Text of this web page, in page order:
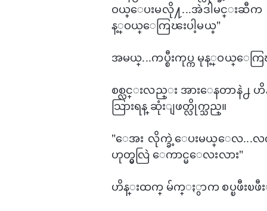
ဝယ္ေပးမလို႔...အဲဒါမင္းဆီ
န့္​ဝယ္ေကြၽးပါ့မယ္"
အမယ္...ကပ္စီးကုပ္က မုန့္ဝယ္​ေကြ
စစ္လင္းလည္း အား​ေနတာနဲ႕ ဟိ
သြားရန္ ဆုံးျဖတ္လိုက္သည္။
"​ေအး လိုက္ခဲ့​ေပးမယ္​ေလ...
ဟုတ္မွလြဲ ​​ေကာင္မ​ေလးလား"
ဟိန္းထက္ မ်က္ႏွာက စပ္ၿဖီးၿဖီး